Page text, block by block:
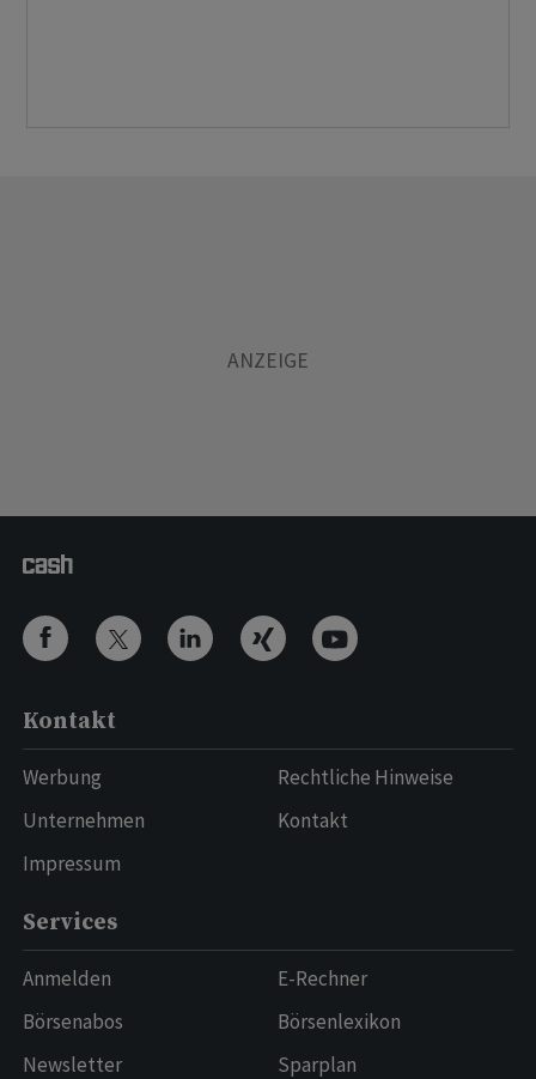
Kontakt
Werbung
Unternehmen
Impressum
Rechtliche Hinweise
Kontakt
Services
Anmelden
Börsenabos
Newsletter
E-Rechner
Börsenlexikon
Sparplan